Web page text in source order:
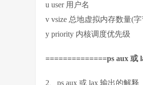
u user 用户名
v vsize 总地虚拟内存数量(
y priority 内核调度优先级
==============ps aux 或
2、ps aux 或 lax 输出的解释